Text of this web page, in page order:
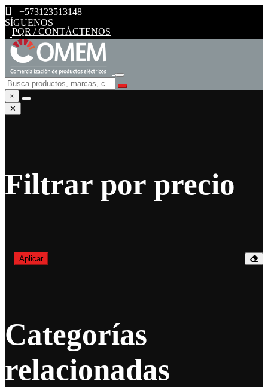
+573123513148
SÍGUENOS
PQR / CONTÁCTENOS
×
✕
Filtrar por precio
— Aplicar
Categorías
relacionadas